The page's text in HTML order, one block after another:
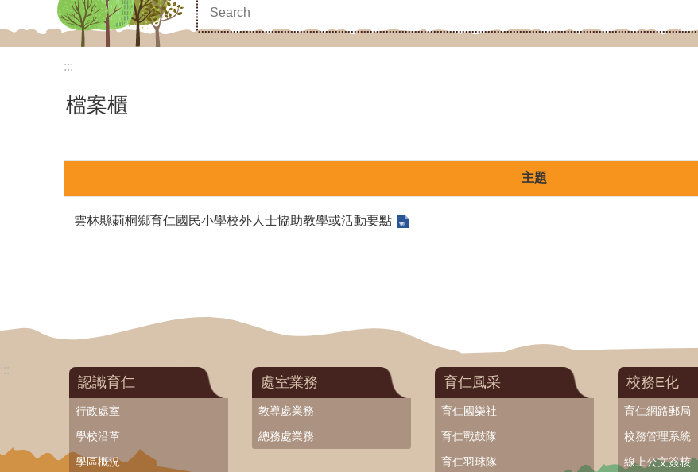
:::
檔案櫃
主題
雲林縣莿桐鄉育仁國民小學校外人士協助教學或活動要點
:::
認識育仁
行政處室
學校沿革
學區概況
處室業務
教導處業務
總務處業務
育仁風采
育仁國樂社
育仁戰鼓隊
育仁羽球隊
校務E化
育仁網路郵局
校務管理系統
線上公文簽核